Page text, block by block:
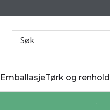
EmballasjeTørk og renhold
.